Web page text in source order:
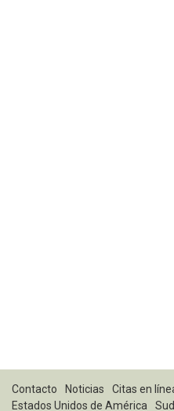
Contacto Noticias
Citas en
Estados Unidos de América